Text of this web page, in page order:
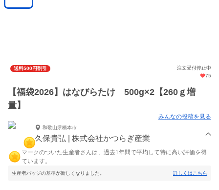
送料500円割引
注文受付停止中
75
【福袋2026】はなびらたけ 500g×2【260ｇ増
量】
みんなの投稿を見る
和歌山県橋本市
久保貴弘 | 株式会社かつらぎ産業
マークのついた生産者さんは、過去1年間で平均して特に高い評価を得
ています。
生産者バッジの基準が新しくなりました。 詳しくはこちら